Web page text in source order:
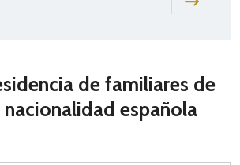
de familiares de
nacionalidad española